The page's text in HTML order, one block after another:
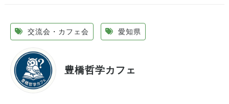
交流会・カフェ会 愛知県
豊橋哲学カフェ